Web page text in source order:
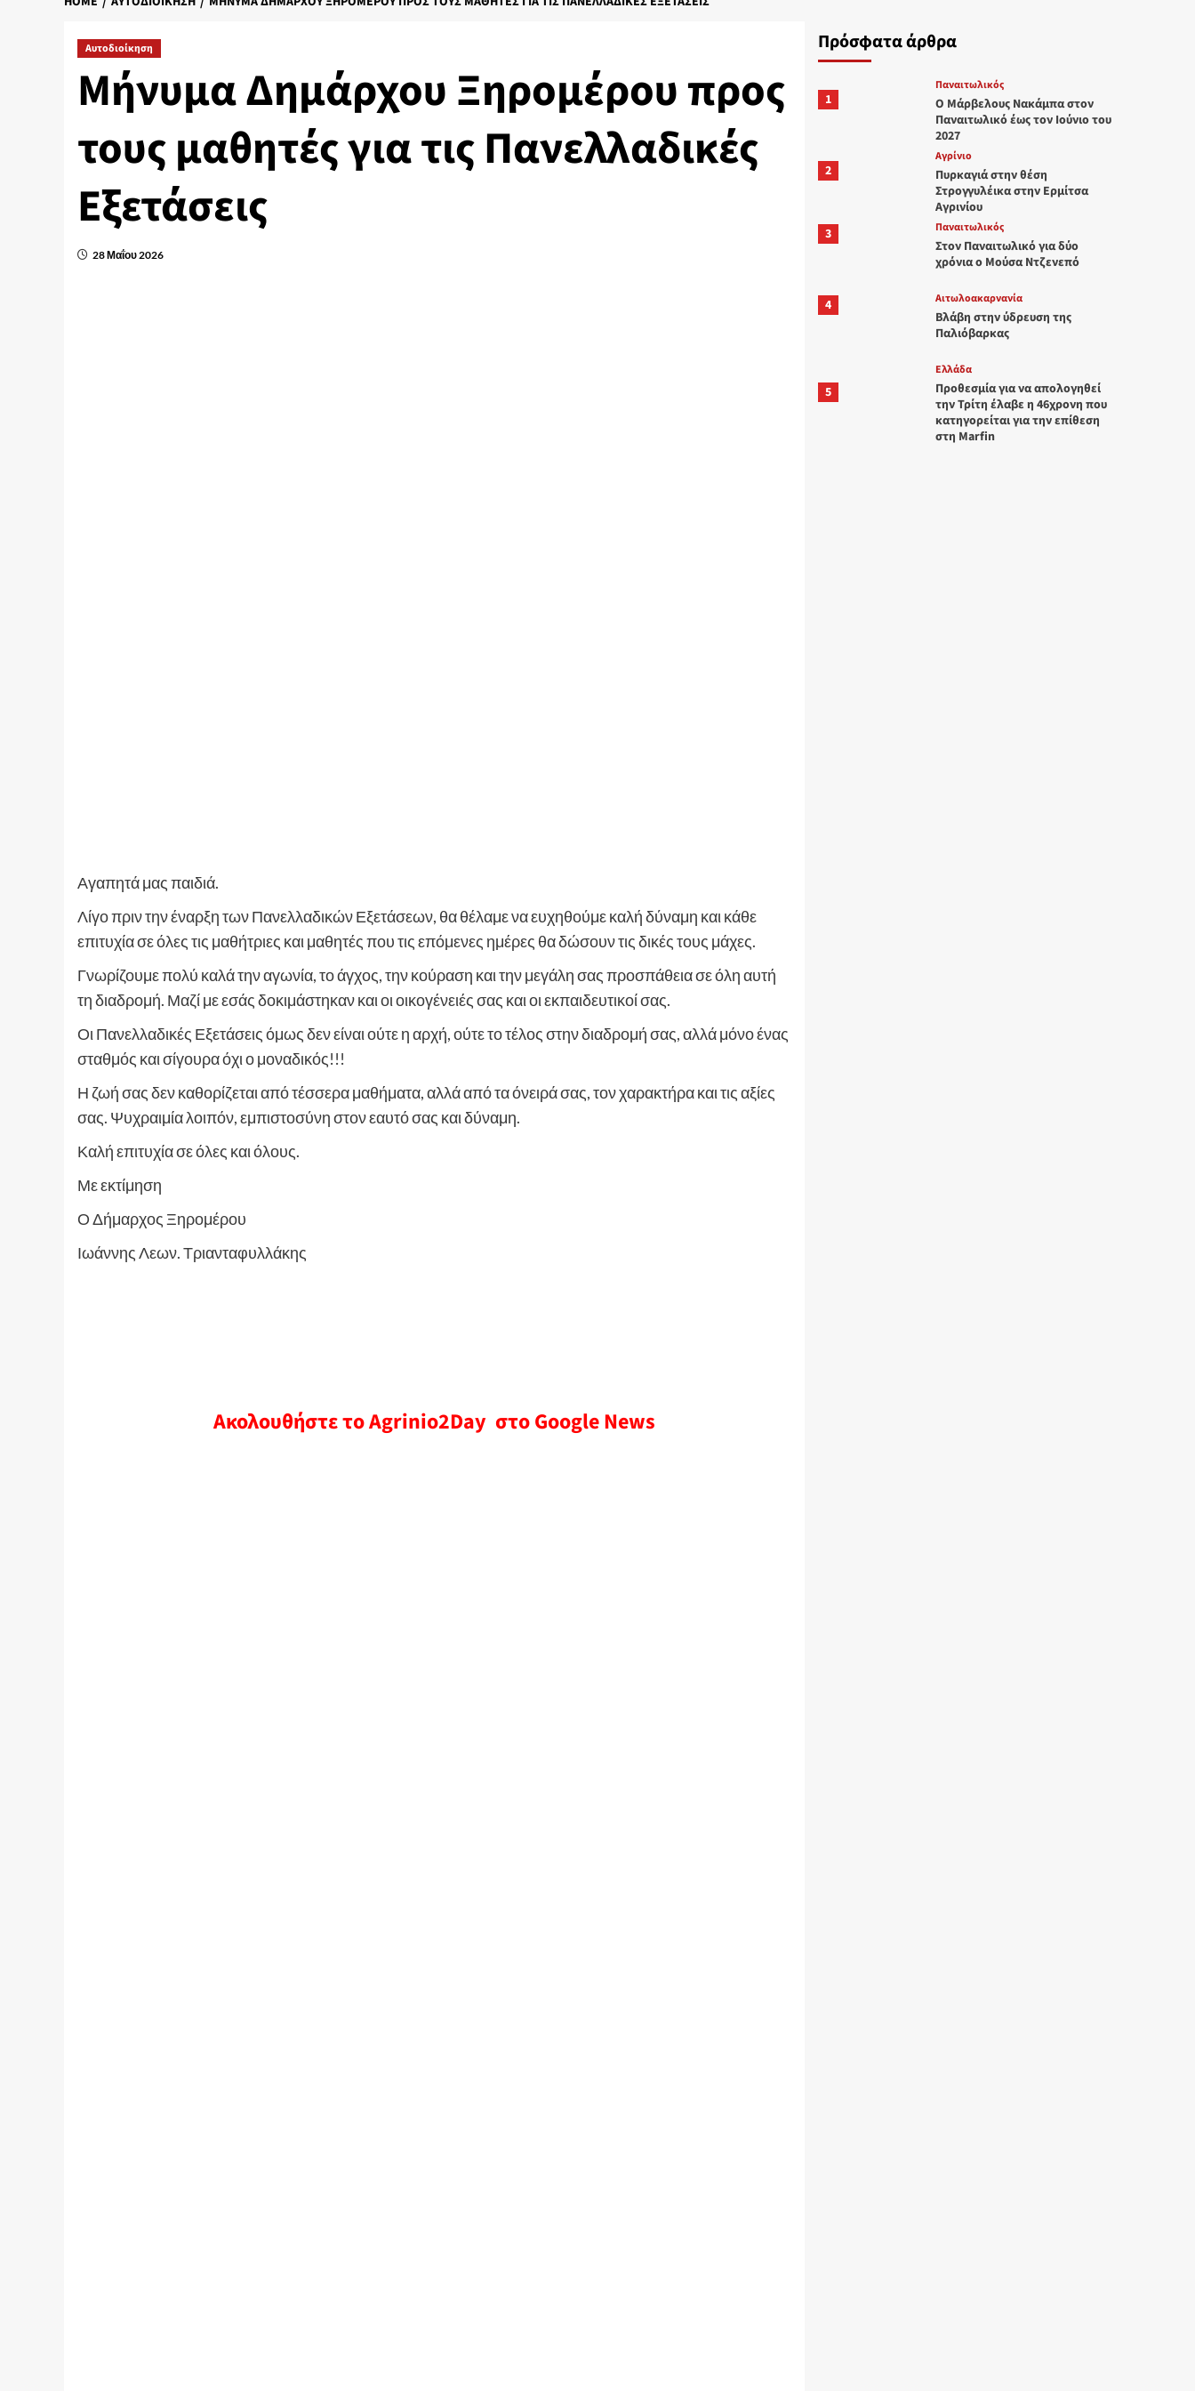
Αυτοδιοίκηση
Μήνυμα Δημάρχου Ξηρομέρου προς
τους μαθητές για τις Πανελλαδικές
Εξετάσεις
28 Μαΐου 2026
Αγαπητά μας παιδιά.
Λίγο πριν την έναρξη των Πανελλαδικών Εξετάσεων, θα θέλαμε να ευχηθούμε καλή δύναμη και κάθε
επιτυχία σε όλες τις μαθήτριες και μαθητές που τις επόμενες ημέρες θα δώσουν τις δικές τους μάχες.
Γνωρίζουμε πολύ καλά την αγωνία, το άγχος, την κούραση και την μεγάλη σας προσπάθεια σε όλη αυτή
τη διαδρομή. Μαζί με εσάς δοκιμάστηκαν και οι οικογένειές σας και οι εκπαιδευτικοί σας.
Οι Πανελλαδικές Εξετάσεις όμως δεν είναι ούτε η αρχή, ούτε το τέλος στην διαδρομή σας, αλλά μόνο ένας
σταθμός και σίγουρα όχι ο μοναδικός!!!
Η ζωή σας δεν καθορίζεται από τέσσερα μαθήματα, αλλά από τα όνειρά σας, τον χαρακτήρα και τις αξίες
σας. Ψυχραιμία λοιπόν, εμπιστοσύνη στον εαυτό σας και δύναμη.
Καλή επιτυχία σε όλες και όλους.
Με εκτίμηση
Ο Δήμαρχος Ξηρομέρου
Ιωάννης Λεων. Τριανταφυλλάκης
Ακολουθήστε το Agrinio2Day στο Google News
Πρόσφατα άρθρα
1
Παναιτωλικός
Ο Μάρβελους Nακάμπα στον
Παναιτωλικό έως τον Ιούνιο του
2027
2
Aγρίνιο
Πυρκαγιά στην θέση
Στρογγυλέικα στην Ερμίτσα
Αγρινίου
3
Παναιτωλικός
Στον Παναιτωλικό για δύο
χρόνια ο Μούσα Ντζενεπό
4 Αιτωλοακαρνανία
Βλάβη στην ύδρευση της
Παλιόβαρκας
5
Ελλάδα
Προθεσμία για να απολογηθεί
την Τρίτη έλαβε η 46χρονη που
κατηγορείται για την επίθεση
στη Marfin